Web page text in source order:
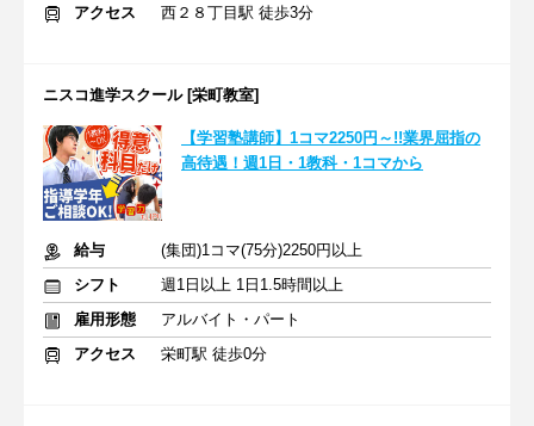
アクセス
西２８丁目駅 徒歩3分
ニスコ進学スクール [栄町教室]
【学習塾講師】1コマ2250円～!!業界屈指の
高待遇！週1日・1教科・1コマから
給与
(集団)1コマ(75分)2250円以上
シフト
週1日以上 1日1.5時間以上
雇用形態
アルバイト・パート
アクセス
栄町駅 徒歩0分